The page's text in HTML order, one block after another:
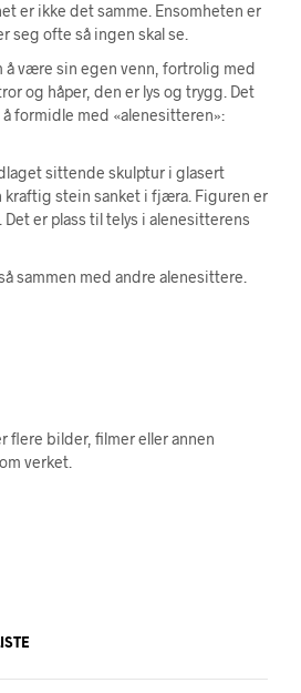
er ikke det samme. Ensomheten er
seg ofte så ingen skal se.
å være sin egen venn, fortrolig med
og håper, den er lys og trygg. Det
formidle med «alenesitteren»:
sittende skulptur i glasert
kraftig stein sanket i fjæra. Figuren er
er plass til telys i alenesitterens
sammen med andre alenesittere.
flere bilder, filmer eller annen
verket.